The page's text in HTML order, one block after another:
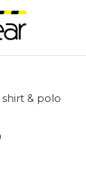
shirt & polo